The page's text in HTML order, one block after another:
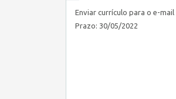
Enviar currículo para o e-mail
Prazo: 30/05/2022